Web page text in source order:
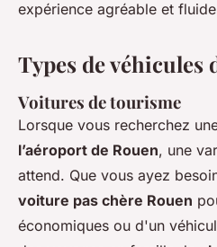
expérience agréable et
Types de véhicules
Voitures de tourisme
Lorsque vous recherchez
l’aéroport de Rouen, une
attend. Que vous ayez
voiture pas chère Rouen
économiques ou d'un